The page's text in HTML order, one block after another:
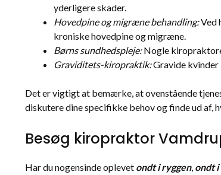
yderligere skader.
Hovedpine og migræne behandling:Ved
kroniske hovedpine og migræne.
Børns sundhedspleje:Nogle
Graviditets-kiropraktik:Gravide kvinder
Det er vigtigt at bemærke, at ovenstående
diskutere dine specifikke behov og finde ud af,
Besøg kiropraktor
Har du nogensinde oplevet ondt i ryggen, ondt